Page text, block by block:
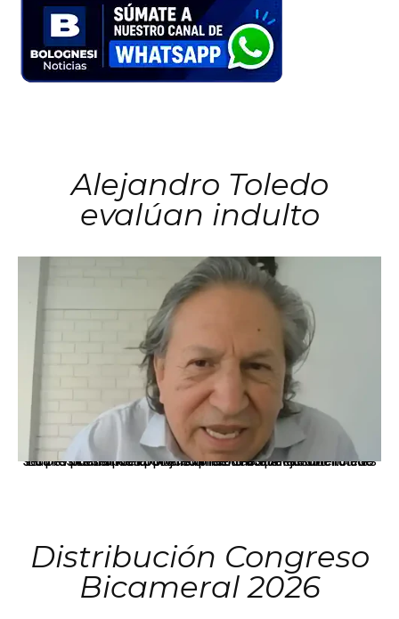
Alejandro Toledo
evalúan indulto
La presidenta Keiko Fujimori informó que la solicitud de indulto presentada por el expresidente Alejandro Toledo será evaluada por la Comisión de Gracias Presidenciales conforme al procedimiento establecido.
Distribución Congreso
Bicameral 2026